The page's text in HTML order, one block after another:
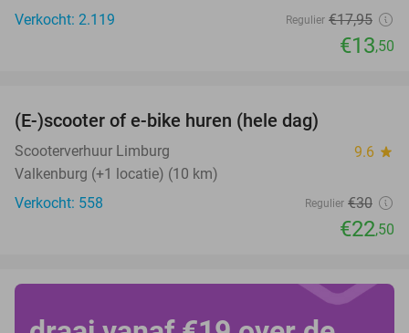
Verkocht: 2.119
Regulier €17,95
€13,50
(E-)scooter of e-bike huren (hele dag)
Scooterverhuur Limburg 9.6 star
Valkenburg (+1 locatie) (10 km)
Verkocht: 558
Regulier €30
€22,50